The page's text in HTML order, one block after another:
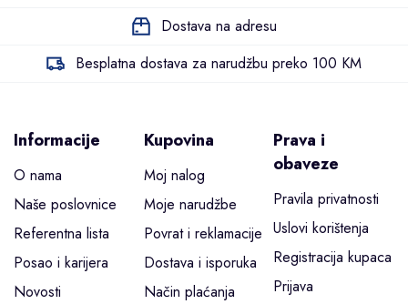
Dostava na adresu
Besplatna dostava za narudžbu preko 100 KM
Informacije
O nama
Naše poslovnice
Referentna lista
Posao i karijera
Novosti
Kupovina
Moj nalog
Moje narudžbe
Povrat i reklamacije
Dostava i isporuka
Način plaćanja
Prava i
obaveze
Pravila privatnosti
Uslovi korištenja
Registracija kupaca
Prijava